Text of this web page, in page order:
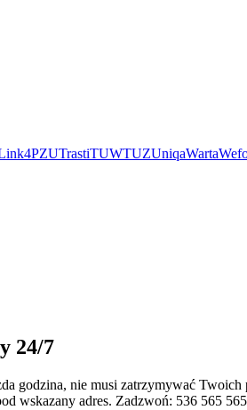
PZUTrastiTUWTUZUniqaWarta
24/7
godzina, nie musi zatrzymywać
wskazany adres. Zadzwoń: 536 565